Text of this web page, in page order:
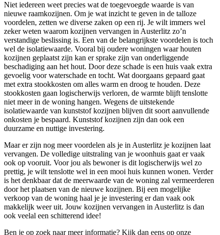
Niet iedereen weet precies wat de toegevoegde waarde is van
nieuwe raamkozijnen. Om je wat inzicht te geven in de talloze
voordelen, zetten we diverse zaken op een rij. Je wilt immers wel
zeker weten waarom kozijnen vervangen in Austerlitz zo’n
verstandige beslissing is. Een van de belangrijkste voordelen is toch
wel de isolatiewaarde. Vooral bij oudere woningen waar houten
kozijnen geplaatst zijn kan er sprake zijn van onderliggende
beschadiging aan het hout. Door deze schade is een huis vaak extra
gevoelig voor waterschade en tocht. Wat doorgaans gepaard gaat
met extra stookkosten om alles warm en droog te houden. Deze
stookkosten gaan logischerwijs verloren, de warmte blijft tenslotte
niet meer in de woning hangen. Wegens de uitstekende
isolatiewaarde van kunststof kozijnen blijven dit soort aanvullende
onkosten je bespaard. Kunststof kozijnen zijn dan ook een
duurzame en nuttige investering.
Maar er zijn nog meer voordelen als je in Austerlitz je kozijnen laat
vervangen. De volledige uitstraling van je woonhuis gaat er vaak
ook op vooruit. Voor jou als bewoner is dit logischerwijs wel zo
prettig, je wilt tenslotte wel in een mooi huis kunnen wonen. Verder
is het denkbaar dat de meerwaarde van de woning zal vermeerderen
door het plaatsen van de nieuwe kozijnen. Bij een mogelijke
verkoop van de woning haal je je investering er dan vaak ook
makkelijk weer uit. Jouw kozijnen vervangen in Austerlitz is dan
ook veelal een schitterend idee!
Ben je op zoek naar meer informatie? Kijk dan eens op onze